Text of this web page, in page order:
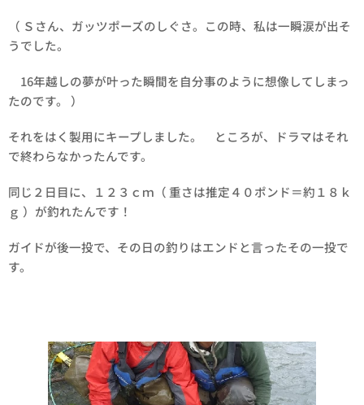
（ Ｓさん、ガッツポーズのしぐさ。この時、私は一瞬涙が出そ
うでした。
16年越しの夢が叶った瞬間を自分事のように想像してしまっ
たのです。 ）
それをはく製用にキープしました。 ところが、ドラマはそれ
で終わらなかったんです。
同じ２日目に、１２３ｃｍ（ 重さは推定４０ポンド＝約１８ｋ
ｇ ）が釣れたんです！
ガイドが後一投で、その日の釣りはエンドと言ったその一投で
す。